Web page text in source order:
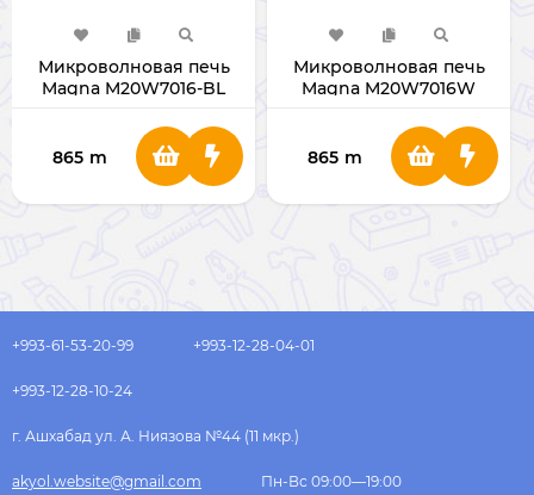
Микроволновая печь
Magna M20W7016-BL
865 m
Микроволновая печь
Magna M20W7016W
865 m
+993-61-53-20-99 +993-12-28-04-01
+993-12-28-10-24
г. Ашхабад ул. А. Ниязова №44 (11 мкр.)
akyol.website@gmail.com Пн-Вс 09:00—19:00